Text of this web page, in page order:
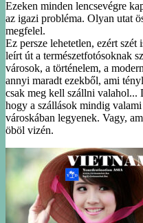
Ezeken minden lencsevégre
az igazi probléma. Olyan utat
megfelel.
Ez persze lehetetlen, ezért
leírt út a természetfotósoknak
városok, a történelem, a
annyi maradt ezekből, ami
csak meg kell szállni valahol...
hogy a szállások mindig
városkában legyenek. Vagy,
öböl vizén.